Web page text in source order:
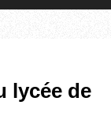
lycée de